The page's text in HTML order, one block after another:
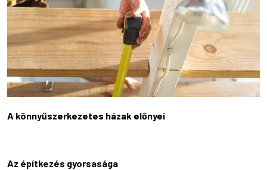
A könnyűszerkezetes házak előnyei
Az építkezés gyorsasága